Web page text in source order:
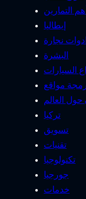
أهم التمارين
إيطاليا
ادوات نجارة
البشرة
السيارات
مواقع
حول العالم
تركيا
تسويق
تقنيات
تكنولوجيا
جورجيا
خدمات